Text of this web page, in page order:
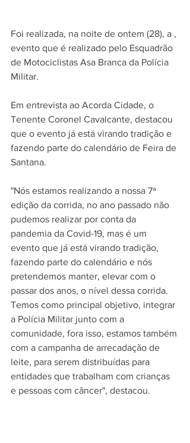
Foi realizada, na noite de ontem (28), a ,
evento que é realizado pelo Esquadrão
de Motociclistas Asa Branca da Polícia
Militar.
Em entrevista ao Acorda Cidade, o
Tenente Coronel Cavalcante, destacou
que o evento já está virando tradição e
fazendo parte do calendário de Feira de
Santana.
"Nós estamos realizando a nossa 7ª
edição da corrida, no ano passado não
pudemos realizar por conta da
pandemia da Covid-19, mas é um
evento que já está virando tradição,
fazendo parte do calendário e nós
pretendemos manter, elevar com o
passar dos anos, o nível dessa corrida.
Temos como principal objetivo, integrar
a Polícia Militar junto com a
comunidade, fora isso, estamos também
com a campanha de arrecadação de
leite, para serem distribuídas para
entidades que trabalham com crianças
e pessoas com câncer", destacou.